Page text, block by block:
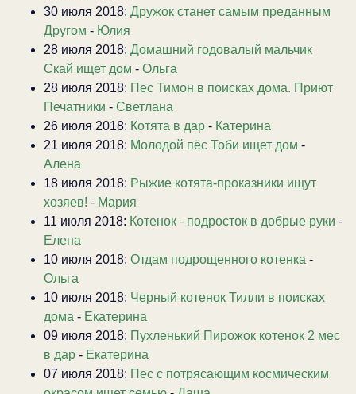
30 июля 2018: Дружок станет самым преданным
Другом - Юлия
28 июля 2018: Домашний годовалый мальчик
Скай ищет дом - Ольга
28 июля 2018: Пес Тимон в поисках дома. Приют
Печатники - Светлана
26 июля 2018: Котята в дар - Катерина
21 июля 2018: Молодой пёс Тоби ищет дом -
Алена
18 июля 2018: Рыжие котята-проказники ищут
хозяев! - Мария
11 июля 2018: Котенок - подросток в добрые руки -
Елена
10 июля 2018: Отдам подрощенного котенка -
Ольга
10 июля 2018: Черный котенок Тилли в поисках
дома - Екатерина
09 июля 2018: Пухленький Пирожок котенок 2 мес
в дар - Екатерина
07 июля 2018: Пес с потрясающим космическим